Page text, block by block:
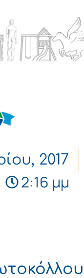
2017
2:16 μμ